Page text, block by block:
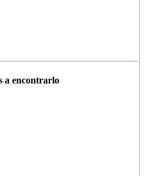
a encontrarlo